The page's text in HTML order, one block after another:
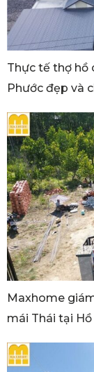
Thực tế thợ hồ
Phước đẹp và
Maxhome
mái Thái tại Hồ